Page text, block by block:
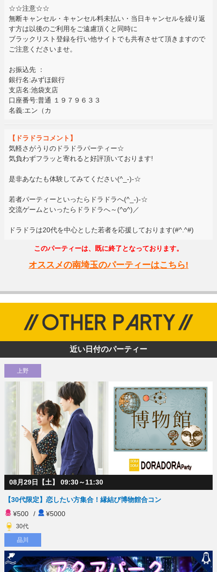
☆☆注意☆☆
無断キャンセル・キャンセル料未払い・当日キャンセルを繰り返
す方は以後のご利用をご遠慮頂くと同時に
ブラックリスト登録を行い他サイトでも共有させて頂きますので
ご注意くださいませ。
お振込先 ：
銀行名:みずほ銀行
支店名:池袋支店
口座番号:普通 １９７９６３３
名義:エン（カ
【ドラドラコメント】
気軽さがうりのドラドラパーティー☆
気負わずフラッと寄れると好評頂いております!
是非あなたも体験してみてください(^_-)-☆
若者パーティーといったらドラドラへ(^_-)-☆
交流ゲームといったらドラドラへ～(^o^)／
ドラドラは20代を中心とした若者を応援しております(#^.^#)
このパーティーは、既に終了となっております。
オススメの南埼玉のパーティーはこちら!
近い日付のパーティー
上野
08月29日【土】 09:30～11:30
【30代限定】恋したい方集合！縁結び博物館合コン
¥500
/ ¥5000
30代
品川